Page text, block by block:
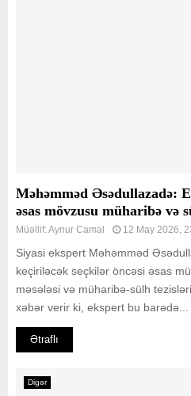
Məhəmməd Əsədullazadə:
əsas mövzusu müharibə və
Müəllif:Aynur Camal 12 May 2026,
Siyasi ekspert Məhəmməd
keçiriləcək seçkilər öncəsi əsas
məsələsi və müharibə-sülh
xəbər verir ki, ekspert bu barədə...
Ətraflı
Digər